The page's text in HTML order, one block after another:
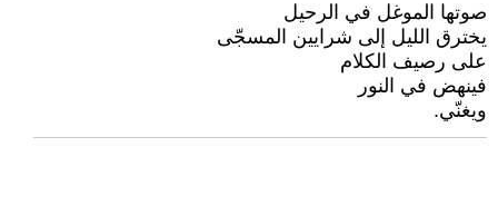
صوتها الموغل في الرحيل
يخترق الليل إلى شرايين المسجّى
على رصيف الكلام
فينهض في النور
ويغنّي.